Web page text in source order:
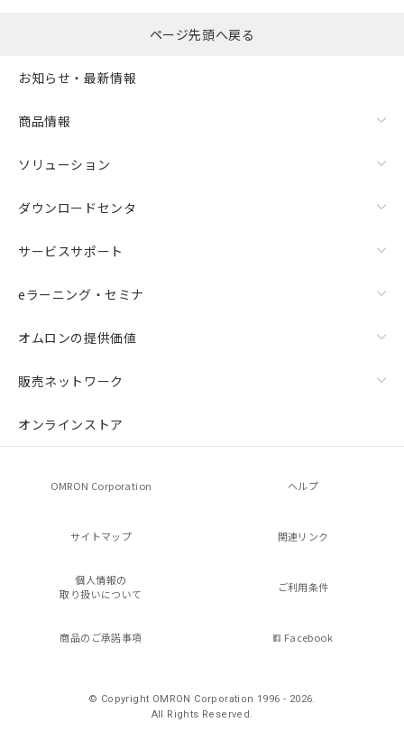
ページ先頭へ戻る
お知らせ・最新情報
商品情報
ソリューション
ダウンロードセンタ
サービスサポート
eラーニング・セミナ
オムロンの提供価値
販売ネットワーク
オンラインストア
OMRON Corporation ヘルプ
サイトマップ 関連リンク
個人情報の
取り扱いについて
ご利用条件
商品のご承諾事項 Facebook
© Copyright OMRON Corporation 1996 - 2026.
All Rights Reserved.